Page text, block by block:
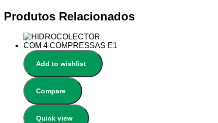
Produtos Relacionados
Add to wishlist
Compare
Quick view